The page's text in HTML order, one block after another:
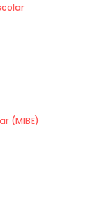
(MIBE)